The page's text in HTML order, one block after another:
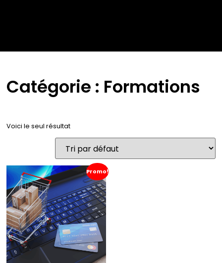
Catégorie : Formations
Voici le seul résultat
Promo!